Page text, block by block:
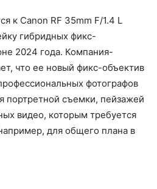
к Canon RF 35mm F/1.4 L
гибридных фикс-
2024 года. Компания-
что ее новый фикс-объектив
фотографов
портретной съемки, пейзажей
видео, которым требуется
для общего плана в